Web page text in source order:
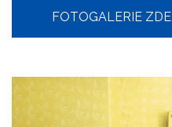
FOTOGALERIE ZDE